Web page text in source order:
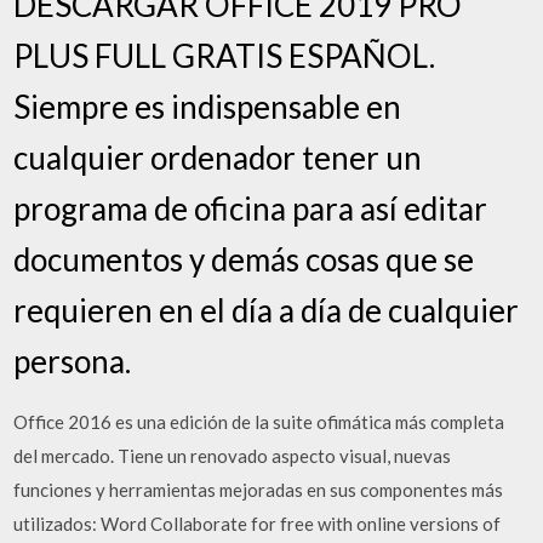
PLUS FULL GRATIS ESPAÑOL.
Siempre es indispensable en
cualquier ordenador tener un
programa de oficina para así editar
documentos y demás cosas que se
requieren en el día a día de cualquier
persona.
Office 2016 es una edición de la suite ofimática más completa
del mercado. Tiene un renovado aspecto visual, nuevas
funciones y herramientas mejoradas en sus componentes más
utilizados: Word Collaborate for free with online versions of